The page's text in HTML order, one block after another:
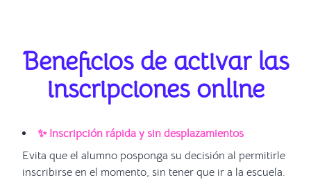
Beneficios de activar las
inscripciones online
✨ Inscripción rápida y sin desplazamientos
Evita que el alumno posponga su decisión al permitirle
inscribirse en el momento, sin tener que ir a la escuela.